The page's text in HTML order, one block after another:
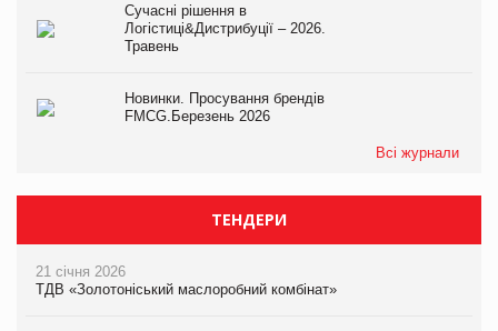
Сучасні рішення в
Логістиці&Дистрибуції – 2026.
Травень
Новинки. Просування брендів
FMCG.Березень 2026
Всі журнали
ТЕНДЕРИ
21 січня 2026
ТДВ «Золотоніський маслоробний комбінат»